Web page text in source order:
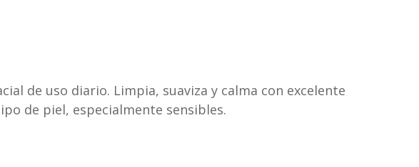
de uso diario. Limpia, suaviza y calma con excelente
de piel, especialmente sensibles.